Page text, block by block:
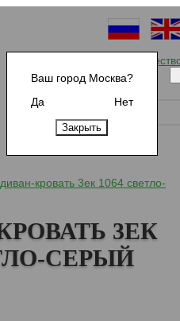
Ваш город Москва?
Да
Нет
Начать
кровать 3ек 1064 светло-
3ЕК
СЕРЫЙ